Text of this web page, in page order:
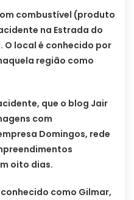
combustível (produto
na Estrada do
O local é conhecido por
região como
que o blog Jair
com
Domingos, rede
oito dias.
como Gilmar,